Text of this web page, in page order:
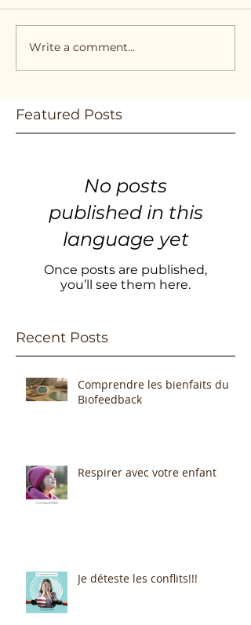
Write a comment...
Featured Posts
No posts
published in this
language yet
Once posts are published,
you’ll see them here.
Recent Posts
Comprendre les bienfaits du
Biofeedback
Respirer avec votre enfant
Je déteste les conflits!!!